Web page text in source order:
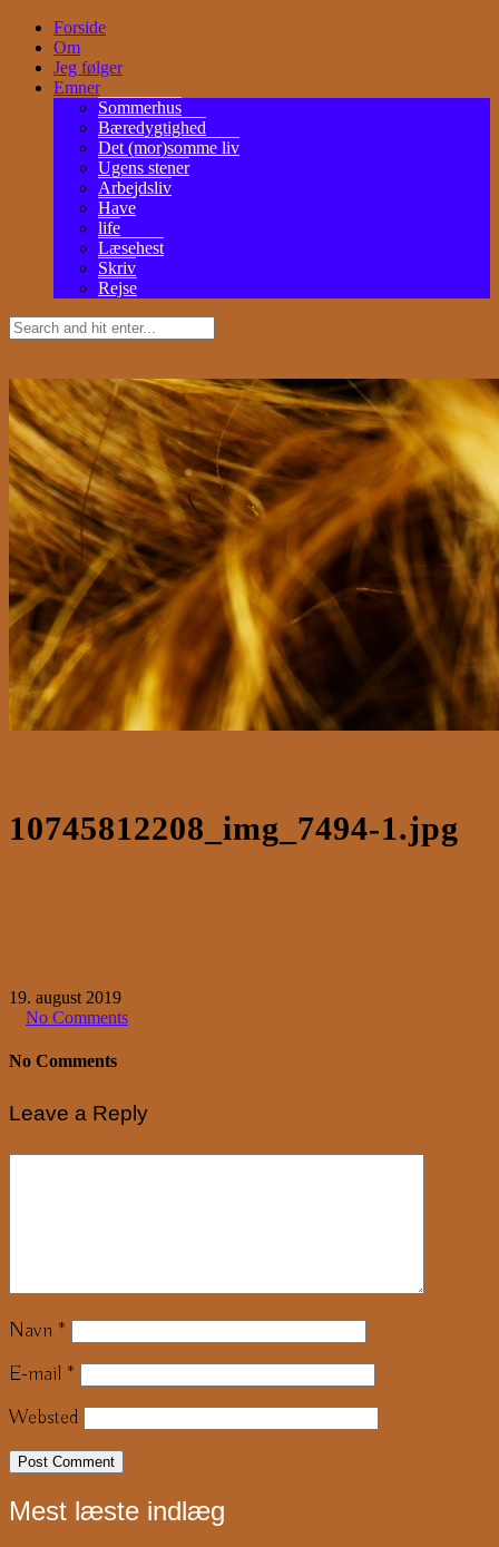
Forside
Om
Jeg følger
Emner
Sommerhus
Bæredygtighed
Det (mor)somme liv
Ugens stener
Arbejdsliv
Have
life
Læsehest
Skriv
Rejse
10745812208_img_7494-1.jpg
19. august 2019
No Comments
No Comments
Leave a Reply
Navn *
E-mail *
Websted
Mest læste indlæg